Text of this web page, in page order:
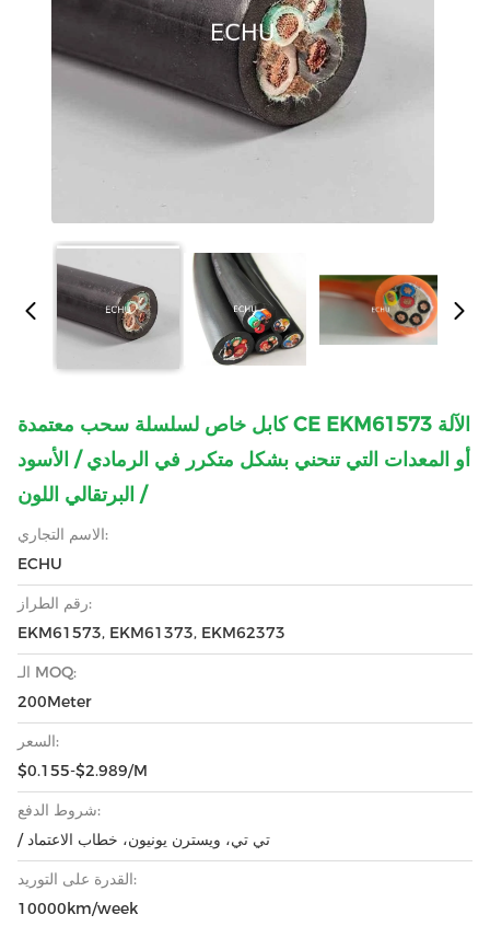
كابل خاص لسلسلة سحب معتمدة CE EKM61573 الآلة
أو المعدات التي تنحني بشكل متكرر في الرمادي / الأسود
/ البرتقالي اللون
الاسم التجاري:
ECHU
رقم الطراز:
EKM61573, EKM61373, EKM62373
الـ MOQ:
200Meter
السعر:
$0.155-$2.989/M
شروط الدفع:
/ تي تي، ويسترن يونيون، خطاب الاعتماد
القدرة على التوريد:
10000km/week